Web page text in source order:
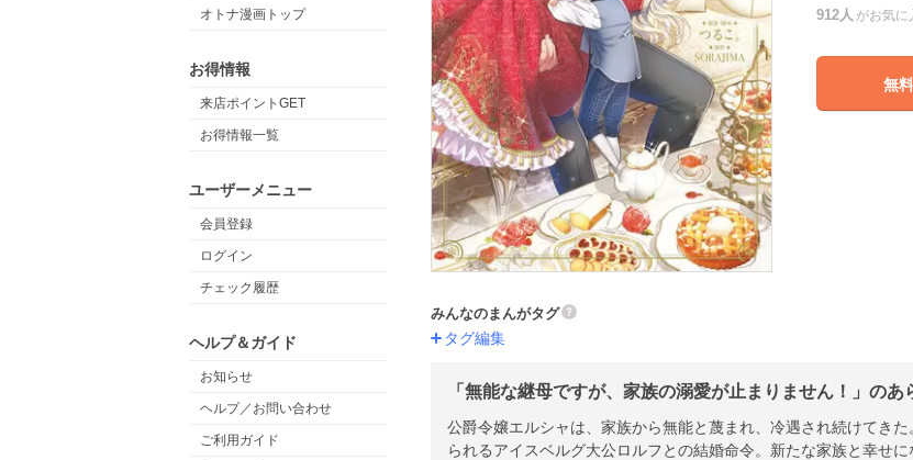
オトナ漫画トップ
お得情報
来店ポイントGET
お得情報一覧
ユーザーメニュー
会員登録
ログイン
チェック履歴
ヘルプ＆ガイド
お知らせ
ヘルプ／お問い合わせ
ご利用ガイド
912人 がお気に
無
みんなのまんがタグ
タグ編集
「無能な継母ですが、家族の溺愛が止まりません！」のあ
公爵令嬢エルシャは、家族から無能と蔑まれ、冷遇され続けてき
られるアイスベルグ大公ロルフとの結婚命令。新たな家族と幸せ